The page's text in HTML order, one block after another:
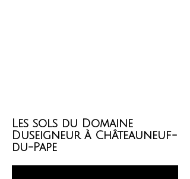
Les sols du Domaine
Duseigneur à Châteauneuf-
du-Pape